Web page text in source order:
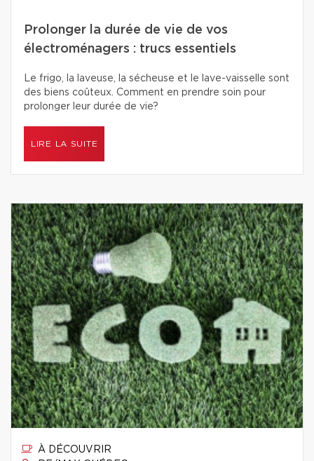
Prolonger la durée de vie de vos
électroménagers : trucs essentiels
Le frigo, la laveuse, la sécheuse et le lave-vaisselle sont
des biens coûteux. Comment en prendre soin pour
prolonger leur durée de vie?
LIRE LA SUITE
À DÉCOUVRIR